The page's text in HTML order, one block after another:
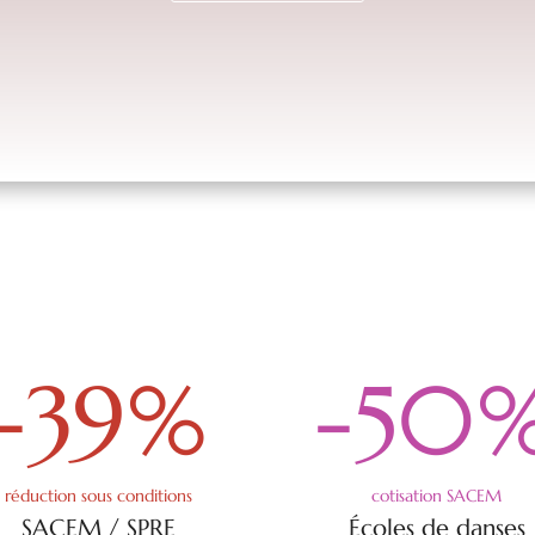
%
réduction sous conditions
SACEM / SPRE
-50
cotisation SACEM
Écoles de danses